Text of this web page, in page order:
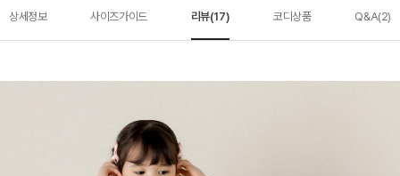
상세정보 사이즈가이드 리뷰(17) 코디상품 Q&A(2)